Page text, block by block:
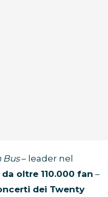
Bus– leader nel
oltre 110.000 fan –
dei Twenty